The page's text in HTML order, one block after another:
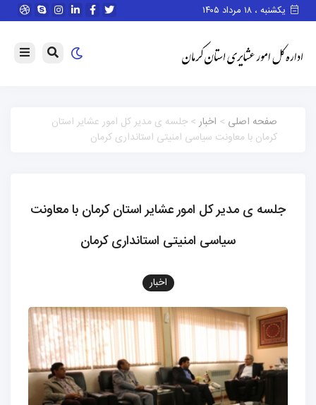
یکشنبه ، ۱۸ مرداد ۱۴۰۵
صفحه اصلی > اخبار> جلسه ی مدیر کل امور عشایر استان
کرمان با معاونت سیاسی امنیتی استانداری کرمان
جلسه ی مدیر کل امور عشایر استان کرمان با معاونت
سیاسی امنیتی استانداری کرمان
اخبار